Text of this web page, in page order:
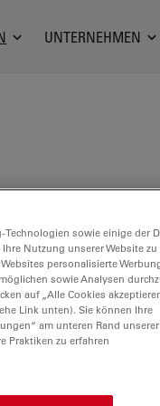
UNTERNEHMEN
und
mit
Lösungen für
sowie einige der
Nutzung unserer Website
personalisierte
sowie Analysen
auf „Alle Cookies
Link unten). Sie können Ihre
am unteren Rand
Praktiken zu erfahren